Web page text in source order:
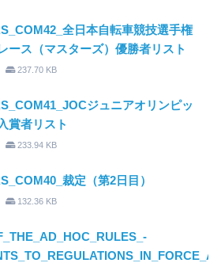
全日本自転車競技選手権
ース（マスターズ）優勝者リスト
237.70 KB
ジュニアオリンピッ
賞者リスト
233.94 KB
裁定（第2日目）
132.36 KB